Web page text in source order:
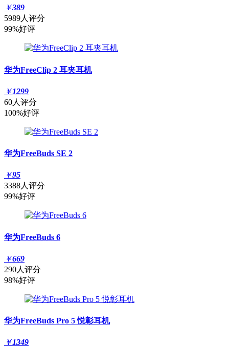
￥389
5989人评分
99%好评
华为FreeClip 2 耳夹耳机
￥1299
60人评分
100%好评
华为FreeBuds SE 2
￥95
3388人评分
99%好评
华为FreeBuds 6
￥669
290人评分
98%好评
华为FreeBuds Pro 5 悦彰耳机
￥1349